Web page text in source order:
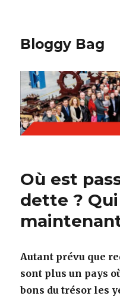
Bloggy Bag
Où est
dette ?
Autant prévu que
sont plus un pays
bons du trésor les